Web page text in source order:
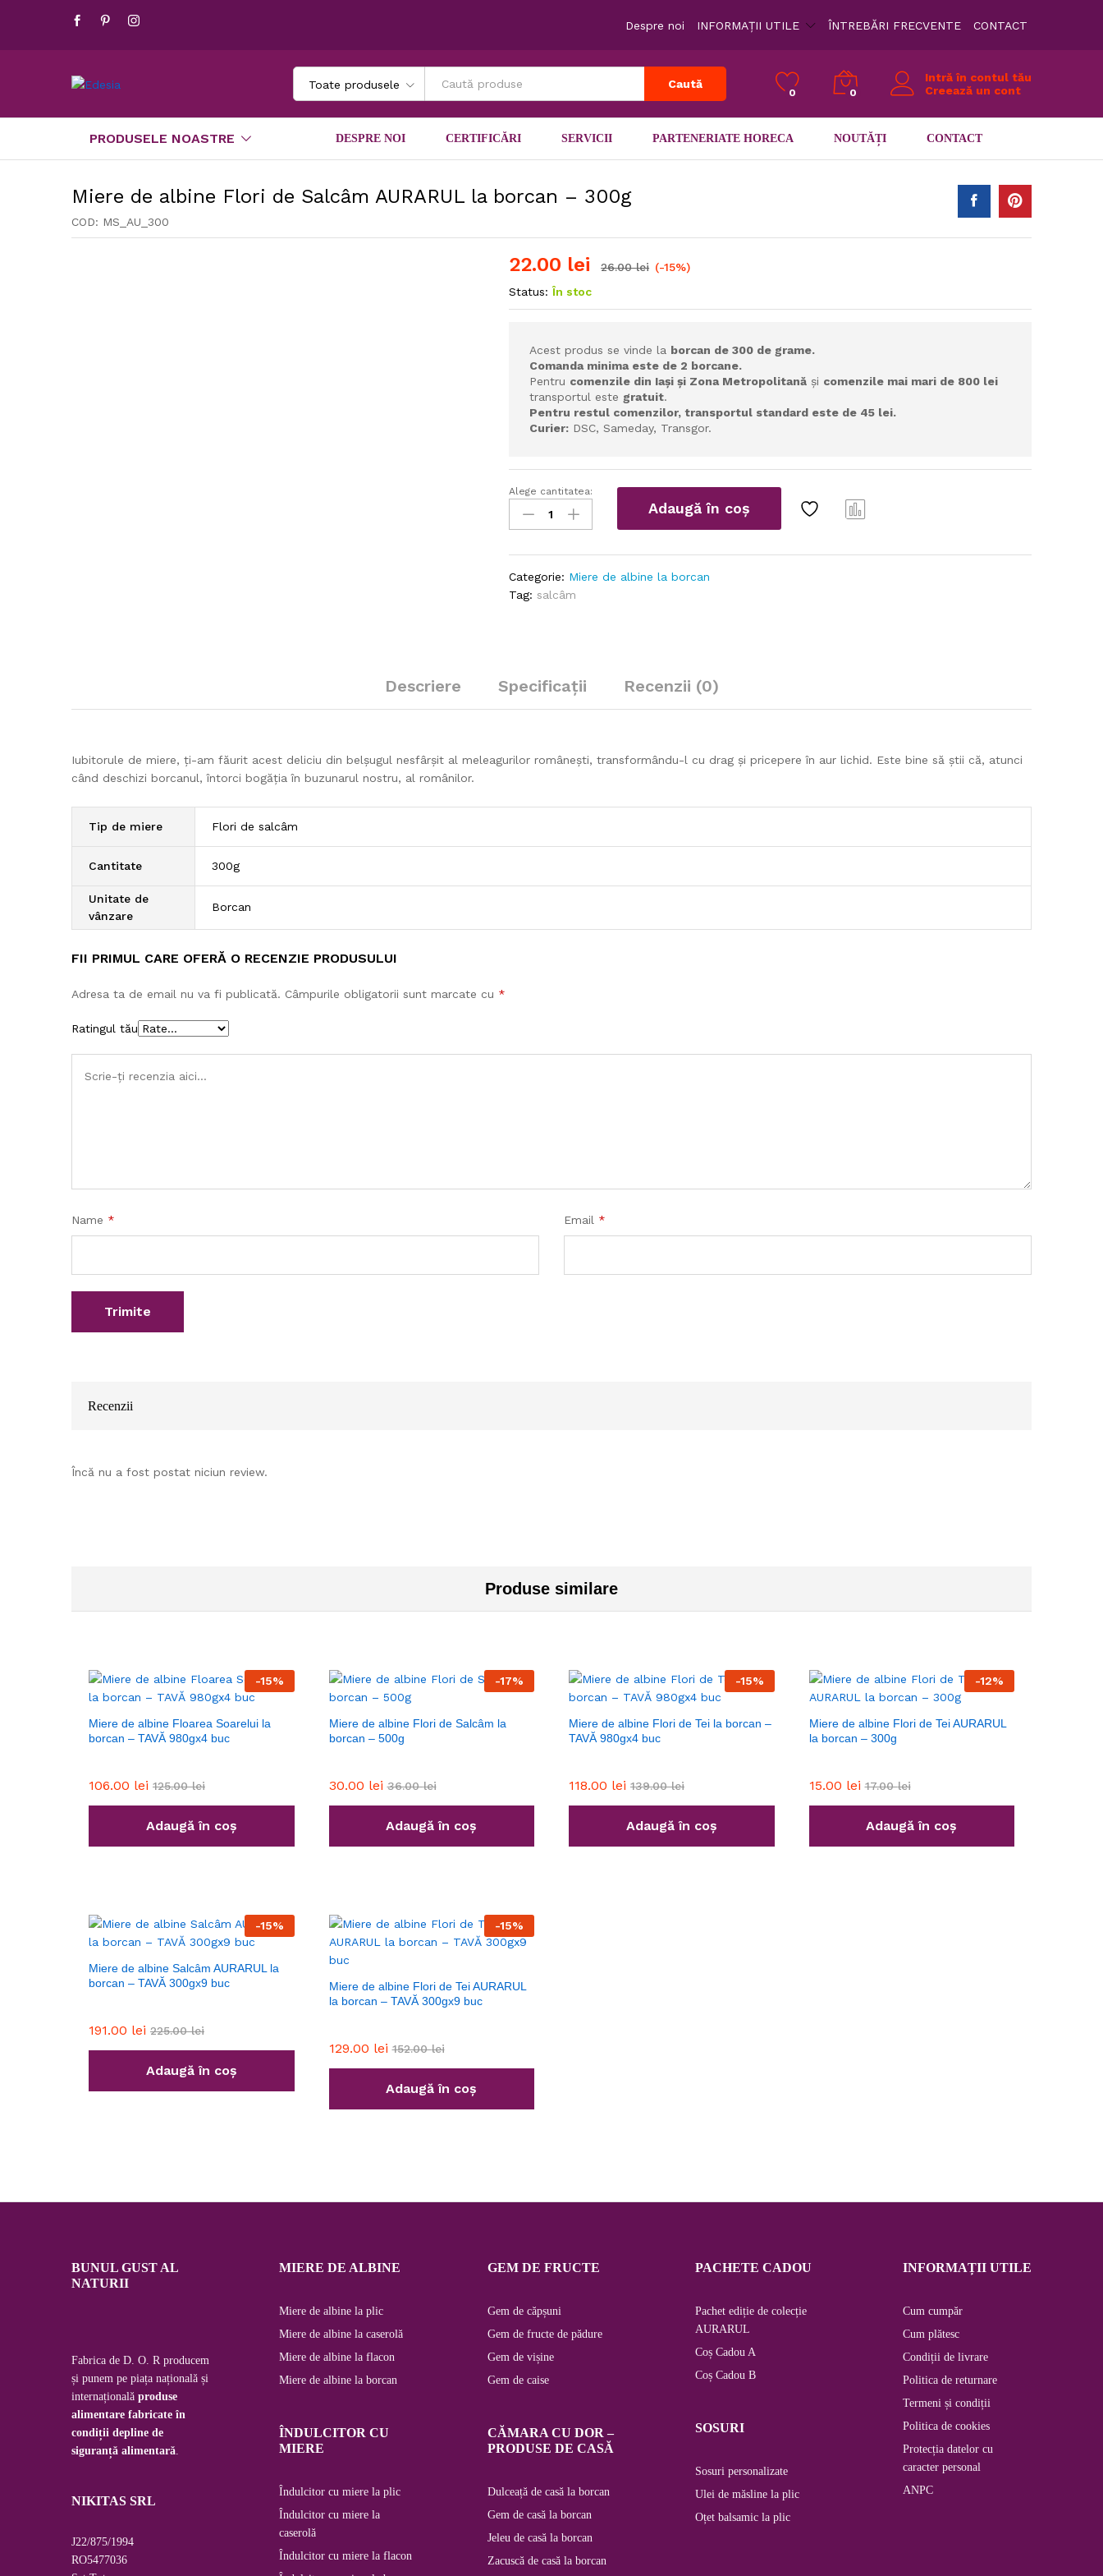
Despre noi INFORMAȚII UTILE ÎNTREBĂRI FRECVENTE CONTACT
Toate produsele Caută
0 0
Intră în contul tău
Creează un cont
PRODUSELE NOASTRE DESPRE NOI CERTIFICĂRI SERVICII PARTENERIATE HORECA NOUTĂȚI CONTACT
Miere de albine Flori de Salcâm AURARUL la borcan – 300g
COD: MS_AU_300
22.00 lei 26.00lei (-15%)
Status: În stoc
Acest produs se vinde la borcan de 300 de grame.
Comanda minima este de 2 borcane.
Pentru comenzile din Iași și Zona Metropolitană și comenzile mai mari de 800 lei
transportul este gratuit.
Pentru restul comenzilor, transportul standard este de 45 lei.
Curier: DSC, Sameday, Transgor.
Miere
albine
Salcâm
AURARUL
quantity
Alege cantitatea:
Adaugă în coș
Categorie: Miere de albine la borcan
Tag:salcâm
Descriere Specificații Recenzii (0)
Iubitorule de miere, ți-am făurit acest deliciu din belșugul nesfârșit al meleagurilor românești, transformându-l cu drag și pricepere în aur lichid. Este bine să știi că, atunci
când deschizi borcanul, întorci bogăția în buzunarul nostru, al românilor.
Tip de miere Flori de salcâm
Cantitate 300g
Unitate de
vânzare
Borcan
FII PRIMUL CARE OFERĂ O RECENZIE PRODUSULUI
Adresa ta de email nu va fi publicată. Câmpurile obligatorii sunt marcate cu *
Ratingul tău
Name * Email *
Recenzii
Încă nu a fost postat niciun review.
Produse similare
-15%
Miere de albine Floarea Soarelui la
borcan – TAVĂ 980gx4 buc
106.00 lei 125.00lei
Adaugă în coș
-17%
Miere de albine Flori de Salcâm la
borcan – 500g
30.00 lei 36.00lei
Adaugă în coș
-15%
Miere de albine Flori de Tei la borcan –
TAVĂ 980gx4 buc
118.00 lei 139.00lei
Adaugă în coș
-12%
Miere de albine Flori de Tei AURARUL
la borcan – 300g
15.00 lei 17.00lei
Adaugă în coș
-15%
Miere de albine Salcâm AURARUL la
borcan – TAVĂ 300gx9 buc
191.00 lei 225.00lei
Adaugă în coș
-15%
Miere de albine Flori de Tei AURARUL
la borcan – TAVĂ 300gx9 buc
129.00 lei 152.00lei
Adaugă în coș
BUNUL GUST AL
NATURII
Fabrica de D. O. R producem
și punem pe piața națională și
internațională produse
alimentare fabricate în
condiții depline de
siguranță alimentară.
NIKITAS SRL
J22/875/1994
RO5477036
MIERE DE ALBINE
Miere de albine la plic
Miere de albine la caserolă
Miere de albine la flacon
Miere de albine la borcan
ÎNDULCITOR CU
MIERE
Îndulcitor cu miere la plic
Îndulcitor cu miere la
caserolă
Îndulcitor cu miere la flacon
GEM DE FRUCTE
Gem de căpșuni
Gem de fructe de pădure
Gem de vișine
Gem de caise
CĂMARA CU DOR –
PRODUSE DE CASĂ
Dulceață de casă la borcan
Gem de casă la borcan
Jeleu de casă la borcan
Zacuscă de casă la borcan
PACHETE CADOU
Pachet ediție de colecție
AURARUL
Coș Cadou A
Coș Cadou B
SOSURI
Sosuri personalizate
Ulei de măsline la plic
Oțet balsamic la plic
INFORMAȚII UTILE
Cum cumpăr
Cum plătesc
Condiții de livrare
Politica de returnare
Termeni și condiții
Politica de cookies
Protecția datelor cu
caracter personal
ANPC